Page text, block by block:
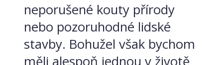
neporušené kouty přírody
nebo pozoruhodné lidské
stavby. Bohužel však bychom
měli alespoň jednou v životě